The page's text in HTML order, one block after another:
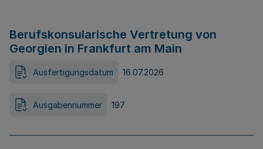
Berufskonsularische Vertretung von
Georgien in Frankfurt am Main
Ausfertigungsdatum 16.07.2026
Ausgabennummer 197